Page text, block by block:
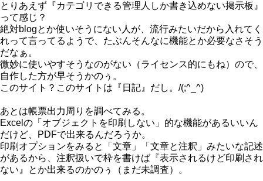
とりあえず『カテゴリできる管理人しか書き込めない掲示板』
って感じ？
絶対blogとか使いそうにない人が、流行みたいだから入れてく
れって言ってるようで、たぶんそんなに機能とか必要なさそう
だなぁ。
微妙に使いやすそうなのがない（ライセンス的にもね）ので、
自作した方が早そうかのぅ。
このサイト？このサイトは『日記』だし。/(;^_^)
あとは帳票出力周りを調べてみる。
Excelの「オブジェクトを印刷しない」的な機能があるいいん
だけど、PDFで出来るんだろうか。
印刷オプションをみると「文章」「文章と注釈」みたいな記述
があるから、注釈扱いで枠を書けば『表示されるけど印刷され
ない』とか出来るのかのぅ（まだ未調査）。